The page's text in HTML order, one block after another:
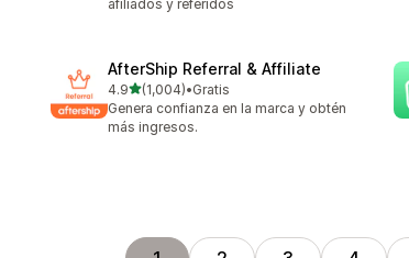
afiliados y referidos
AfterShip Referral & Affiliate
4.9de 5 estrellas
(1,004)
1004 reseñas en total
•Gratis
Genera confianza en la marca y obtén
más ingresos.